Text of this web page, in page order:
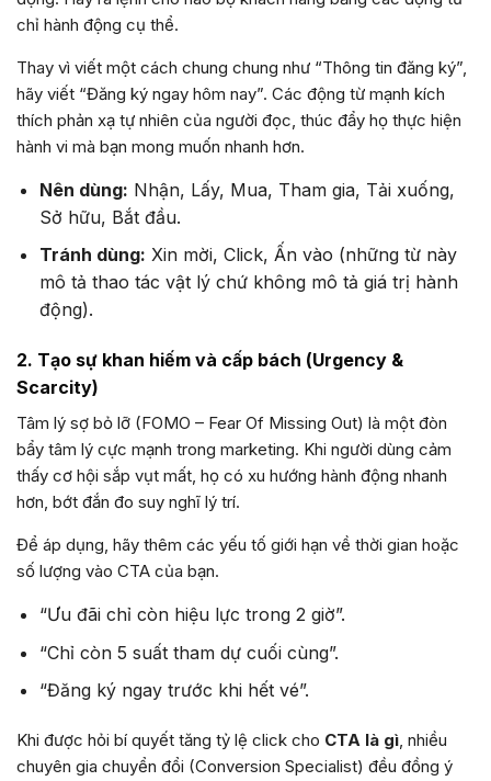
chỉ hành động cụ thể.
Thay vì viết một cách chung chung như “Thông tin đăng ký”,
hãy viết “Đăng ký ngay hôm nay”. Các động từ mạnh kích
thích phản xạ tự nhiên của người đọc, thúc đẩy họ thực hiện
hành vi mà bạn mong muốn nhanh hơn.
Nên dùng: Nhận, Lấy, Mua, Tham gia, Tải xuống,
Sở hữu, Bắt đầu.
Tránh dùng: Xin mời, Click, Ấn vào (những từ này
mô tả thao tác vật lý chứ không mô tả giá trị hành
động).
2. Tạo sự khan hiếm và cấp bách (Urgency &
Scarcity)
Tâm lý sợ bỏ lỡ (FOMO – Fear Of Missing Out) là một đòn
bẩy tâm lý cực mạnh trong marketing. Khi người dùng cảm
thấy cơ hội sắp vụt mất, họ có xu hướng hành động nhanh
hơn, bớt đắn đo suy nghĩ lý trí.
Để áp dụng, hãy thêm các yếu tố giới hạn về thời gian hoặc
số lượng vào CTA của bạn.
“Ưu đãi chỉ còn hiệu lực trong 2 giờ”.
“Chỉ còn 5 suất tham dự cuối cùng”.
“Đăng ký ngay trước khi hết vé”.
Khi được hỏi bí quyết tăng tỷ lệ click cho CTA là gì, nhiều
chuyên gia chuyển đổi (Conversion Specialist) đều đồng ý